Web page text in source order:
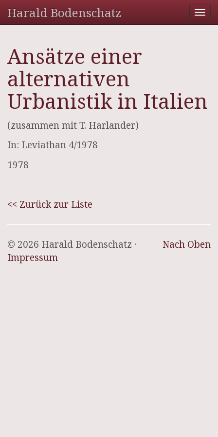
Harald Bodenschatz
Ansätze einer
alternativen
Urbanistik in Italien
(zusammen mit T. Harlander)
In: Leviathan 4/1978
1978
<< Zurück zur Liste
Nach Oben
© 2026 Harald Bodenschatz ·
Impressum